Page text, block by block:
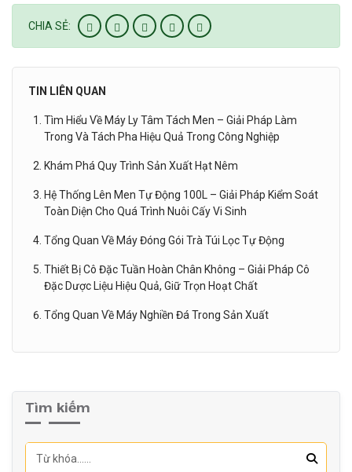
CHIA SẺ:
TIN LIÊN QUAN
Tìm Hiểu Về Máy Ly Tâm Tách Men – Giải Pháp Làm
Trong Và Tách Pha Hiệu Quả Trong Công Nghiệp
Khám Phá Quy Trình Sản Xuất Hạt Nêm
Hệ Thống Lên Men Tự Động 100L – Giải Pháp Kiểm Soát
Toàn Diện Cho Quá Trình Nuôi Cấy Vi Sinh
Tổng Quan Về Máy Đóng Gói Trà Túi Lọc Tự Động
Thiết Bị Cô Đặc Tuần Hoàn Chân Không – Giải Pháp Cô
Đặc Dược Liệu Hiệu Quả, Giữ Trọn Hoạt Chất
Tổng Quan Về Máy Nghiền Đá Trong Sản Xuất
Tìm kiếm